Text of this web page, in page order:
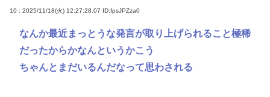
10 : 2025/11/18(火) 12:27:28.07 ID:fpsJPZza0
なんか最近まっとうな発言が取り上げられること極稀
だったからかなんというかこう
ちゃんとまだいるんだなって思わされる